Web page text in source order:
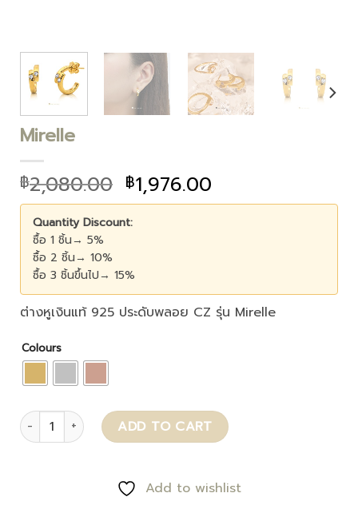
Mirelle
฿2,080.00 ฿1,976.00
Quantity Discount:
ซื้อ 1 ชิ้น→ 5%
ซื้อ 2 ชิ้น→ 10%
ซื้อ 3 ชิ้นขึ้นไป→ 15%
ต่างหูเงินแท้ 925 ประดับพลอย CZ รุ่น Mirelle
Colours
Mirelle quantity ADD TO CART
Add to wishlist